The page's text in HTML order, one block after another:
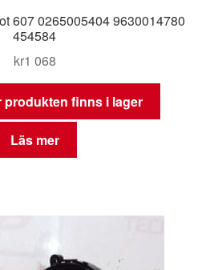
607 0265005404 9630014780
454584
kr1 068
produkten finns i lager
Läs mer